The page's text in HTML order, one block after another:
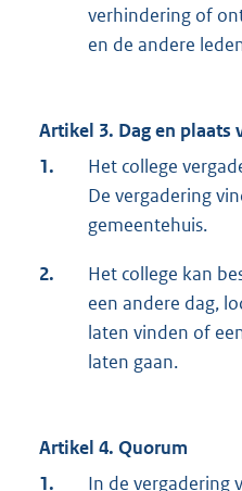
verhindering of
en de andere
Artikel 3. Dag en plaats
1.
Het college
De vergadering
gemeentehuis.
2.
Het college kan
een andere dag,
laten vinden of
laten gaan.
Artikel 4. Quorum
1.
In de vergadering